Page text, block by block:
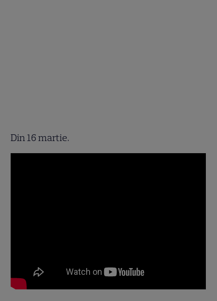
Din 16 martie.